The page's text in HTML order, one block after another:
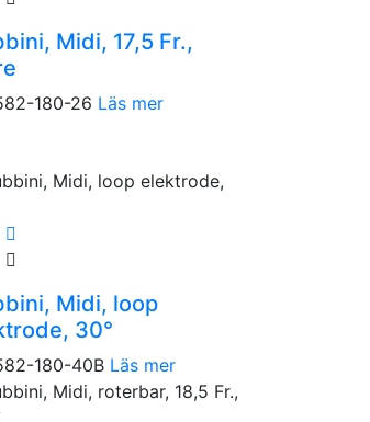
Midi, 17,5 Fr.,
180-26 Läs mer
Midi, loop
30°
180-40B Läs mer